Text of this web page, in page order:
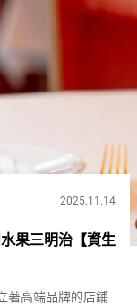
2025.11.14
果三明治【資生
著高端品牌的店鋪